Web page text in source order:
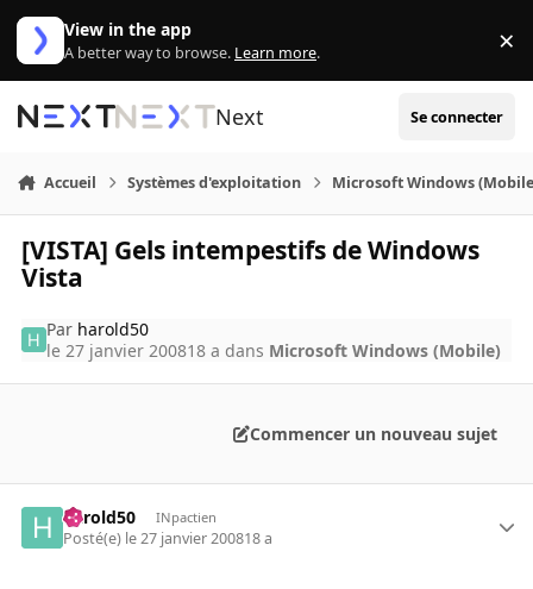
Aller au contenu
View in the app
A better way to browse. Learn more. ×
Next Se connecter
Accueil Systèmes d'exploitation Microsoft Windows
[VISTA] Gels intempestifs de Windows
Vista
Par harold50
le 27 janvier 200818 a dans Microsoft Windows (Mobile)
Commencer un nouveau sujet
harold50 INpactien
Posté(e) le 27 janvier 200818 a